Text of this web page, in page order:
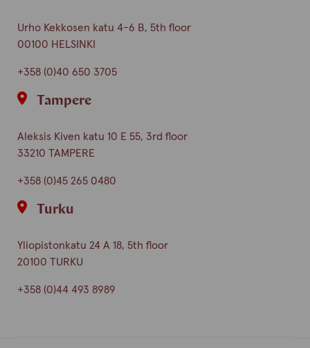
Urho Kekkosen katu 4-6 B, 5th floor
00100 HELSINKI
+358 (0)40 650 3705
Tampere
Aleksis Kiven katu 10 E 55, 3rd floor
33210 TAMPERE
+358 (0)45 265 0480
Turku
Yliopistonkatu 24 A 18, 5th floor
20100 TURKU
+358 (0)44 493 8989